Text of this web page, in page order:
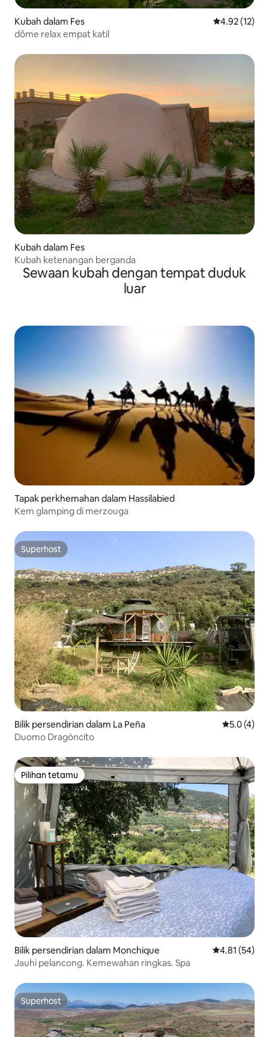
Kubah dalam Fes Penarafan
4.92 (12)
dôme relax empat katil
Kubah dalam Fes
Kubah ketenangan berganda
Sewaan kubah dengan tempat duduk
luar
Tapak perkhemahan dalam Hassilabied
Kem glamping di merzouga
Superhost
Superhost
Bilik persendirian dalam La Peña Penarafan
5.0 (4)
Duomo Dragóncito
Pilihan tetamu
Pilihan tetamu
Bilik persendirian dalam Monchique Penarafan
4.81 (54)
Jauhi pelancong. Kemewahan ringkas. Spa
Superhost
Superhost